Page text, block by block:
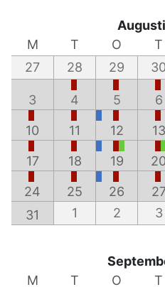
M
T O T
27
28 29 30
3 4 5 6
10 11 12 13
17 18 19 20
24 25 26
31
1 2 3
M
T O T